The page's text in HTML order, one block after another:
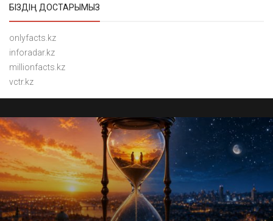
БІЗДІҢ ДОСТАРЫМЫЗ
onlyfacts.kz
inforadar.kz
millionfacts.kz
vctr.kz